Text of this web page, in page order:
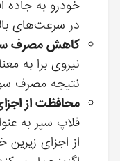
خودرو به جاده
در سرعت‌های
کاهش مصرف
نیروی برا به
نتیجه مصرف
محافظت از
فلاپ سپر به
از اجزای